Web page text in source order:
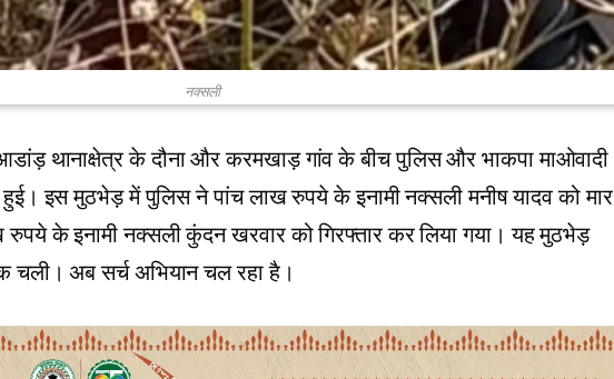
नक्सली
थानाक्षेत्र के दौना और करमखाड़ गांव के बीच पुलिस और भाकपा माओवादी
इस मुठभेड़ में पुलिस ने पांच लाख रुपये के इनामी नक्सली मनीष यादव को मार
रुपये के इनामी नक्सली कुंदन खरवार को गिरफ्तार कर लिया गया। यह मुठभेड़
चली। अब सर्च अभियान चल रहा है।